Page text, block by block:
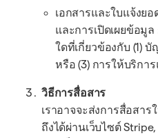
เอกสารและใบแจ้งย
และการเปิดเผยข้อมู
ใดที่เกี่ยวข้องกับ (1)
หรือ (3) การให้บริการ
วิธีการสื่อสาร
เราอาจจะส่งการสื่อสาร
ถึงได้ผ่านเว็บไซต์